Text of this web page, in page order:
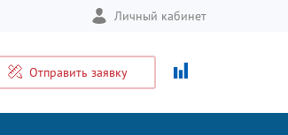
Личный кабинет
Отправить заявку